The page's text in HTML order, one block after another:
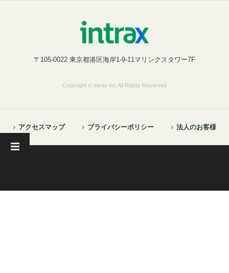
〒105-0022 東京都港区海岸1-9-11マリンクスタワー7F
Copyright © intrax Inc All Rights Reserved
アクセスマップ プライバシーポリシー 法人のお客様